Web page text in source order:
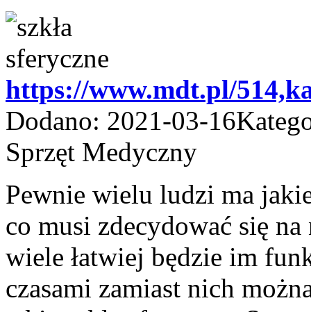
https://www.mdt.pl/
Dodano: 2021-03-16
Sprzęt Medyczny
Pewnie wielu ludzi ma
co musi zdecydować się
wiele łatwiej będzie im
czasami zamiast nich